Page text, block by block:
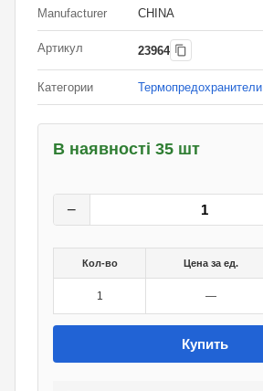
Manufacturer CHINA
Артикул 23964
Категории Термопредохранители
В наявності 35 шт
−
Кол-во Цена за ед.
1 —
Купить